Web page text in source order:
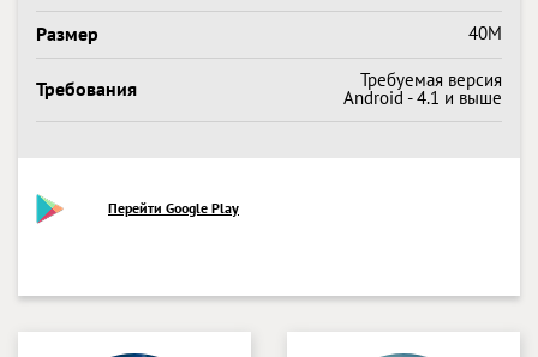
Размер 40M
Требования Требуемая версия
Android - 4.1 и выше
Перейти Google Play